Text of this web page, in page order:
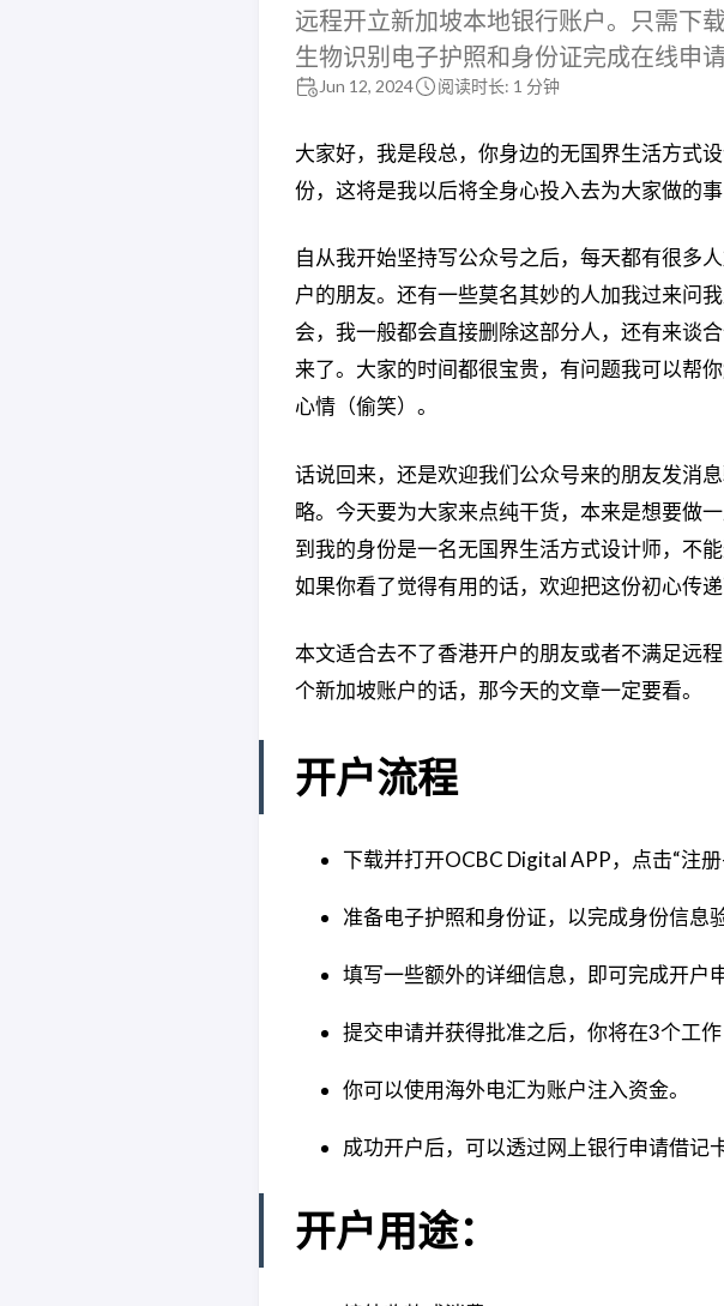
远程开立新加坡本地银行账户。只需下
生物识别电子护照和身份证完成在线申请
Jun 12, 2024 阅读时长: 1 分钟
大家好，我是段总，你身边的无国界生活方式
份，这将是我以后将全身心投入去为大家做的事
自从我开始坚持写公众号之后，每天都有很多
户的朋友。还有一些莫名其妙的人加我过来问
会，我一般都会直接删除这部分人，还有来谈
来了。大家的时间都很宝贵，有问题我可以帮
心情（偷笑）。
话说回来，还是欢迎我们公众号来的朋友发消
略。今天要为大家来点纯干货，本来是想要做
到我的身份是一名无国界生活方式设计师，不
如果你看了觉得有用的话，欢迎把这份初心传
本文适合去不了香港开户的朋友或者不满足远
个新加坡账户的话，那今天的文章一定要看。
开户流程
下载并打开OCBC Digital APP，点击“注
准备电子护照和身份证，以完成身份信息验
填写一些额外的详细信息，即可完成开户申
提交申请并获得批准之后，你将在3个工作
你可以使用海外电汇为账户注入资金。
成功开户后，可以透过网上银行申请借记
开户用途：